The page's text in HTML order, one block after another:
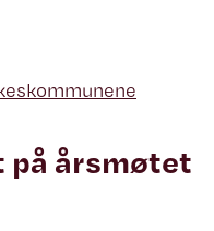
årsmøtet